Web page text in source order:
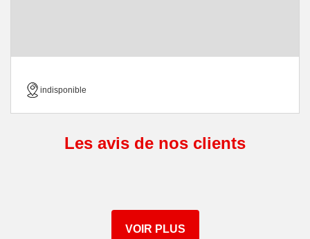
indisponible
Les avis de nos clients
VOIR PLUS